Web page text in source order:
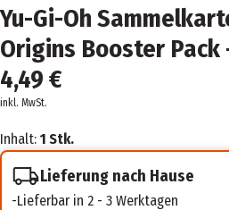
Yu-Gi-Oh
Origins Booster Pack
4,49 €
inkl. MwSt.
Inhalt: 1 Stk.
Lieferung nach Hause
Lieferbar in 2 - 3 Werktagen